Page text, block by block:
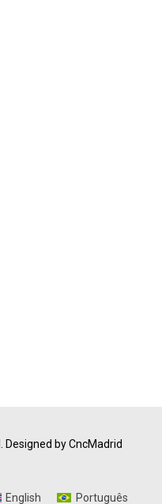
Designed by CncMadrid
English Português